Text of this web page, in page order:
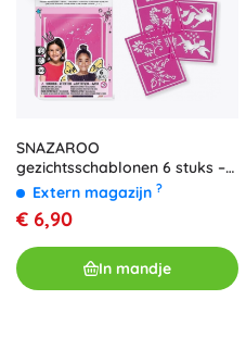
SNAZAROO
gezichtsschablonen 6 stuks –
Fantasy
Extern magazijn ?
€ 6,90
In mandje